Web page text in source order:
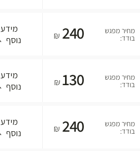
מחיר מפגש
בודד: ₪ 240
מידע
נוסף
מחיר מפגש
בודד: ₪ 130
מידע
נוסף
מחיר מפגש
בודד: ₪ 240
מידע
נוסף